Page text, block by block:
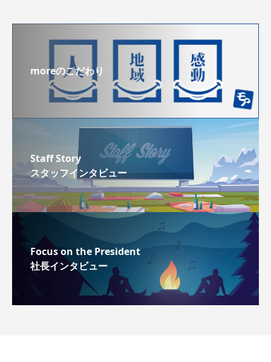
moreのこだわり
Staff Story
スタッフインタビュー
Focus on the President
社長インタビュー